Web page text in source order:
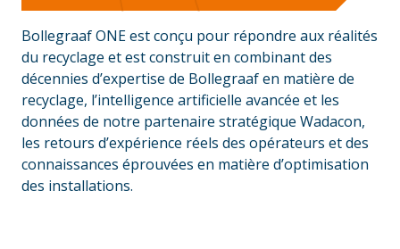
Bollegraaf ONE est conçu pour répondre aux réalités
du recyclage et est construit en combinant des
décennies d’expertise de Bollegraaf en matière de
recyclage, l’intelligence artificielle avancée et les
données de notre partenaire stratégique Wadacon,
les retours d’expérience réels des opérateurs et des
connaissances éprouvées en matière d’optimisation
des installations.